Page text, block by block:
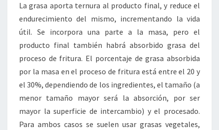
La grasa aporta ternura al producto final, y reduce el
endurecimiento del mismo, incrementando la vida
útil. Se incorpora una parte a la masa, pero el
producto final también habrá absorbido grasa del
proceso de fritura. El porcentaje de grasa absorbida
por la masa en el proceso de fritura está entre el 20 y
el 30%, dependiendo de los ingredientes, el tamaño (a
menor tamaño mayor será la absorción, por ser
mayor la superficie de intercambio) y el procesado.
Para ambos casos se suelen usar grasas vegetales,